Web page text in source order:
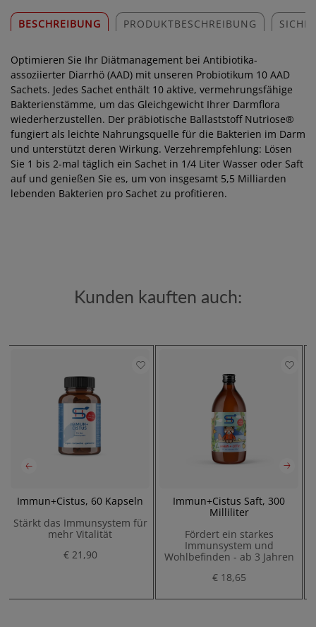
BESCHREIBUNG PRODUKTBESCHREIBUNG
Optimieren Sie Ihr Diätmanagement bei Antibiotika-
assoziierter Diarrhö (AAD) mit unseren Probiotikum 10 AAD
Sachets. Jedes Sachet enthält 10 aktive, vermehrungsfähige
Bakterienstämme, um das Gleichgewicht Ihrer Darmflora
wiederherzustellen. Der präbiotische Ballaststoff Nutriose®
fungiert als leichte Nahrungsquelle für die Bakterien im Darm
und unterstützt deren Wirkung. Verzehrempfehlung: Lösen
Sie 1 bis 2-mal täglich ein Sachet in 1/4 Liter Wasser oder Saft
auf und genießen Sie es, um von insgesamt 5,5 Milliarden
lebenden Bakterien pro Sachet zu profitieren.
Kunden kauften auch:
Immun+Cistus, 60 Kapseln
Stärkt das Immunsystem für
mehr Vitalität
€ 21,90
Immun+Cistus Saft, 300
Milliliter
Fördert ein starkes
Immunsystem und
Wohlbefinden - ab 3 Jahren
€ 18,65